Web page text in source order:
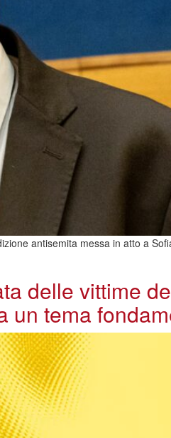
antisemita messa in atto a
delle vittime
tema